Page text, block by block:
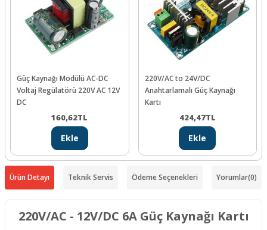
Güç Kaynağı Modülü AC-DC
Voltaj Regülatörü 220V AC 12V
DC
160,62TL
Ekle
220V/AC to 24V/DC
Anahtarlamalı Güç Kaynağı
Kartı
424,47TL
Ekle
Ürün Detayı Teknik Servis Ödeme Seçenekleri Yorumlar(0)
220V/AC - 12V/DC 6A Güç Kaynağı Kartı